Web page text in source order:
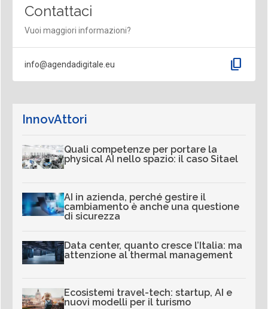
Contattaci
Vuoi maggiori informazioni?
info@agendadigitale.eu content_copy
InnovAttori
Quali competenze per portare la
physical AI nello spazio: il caso Sitael
AI in azienda, perché gestire il
cambiamento è anche una questione
di sicurezza
Data center, quanto cresce l’Italia: ma
attenzione al thermal management
Ecosistemi travel-tech: startup, AI e
nuovi modelli per il turismo